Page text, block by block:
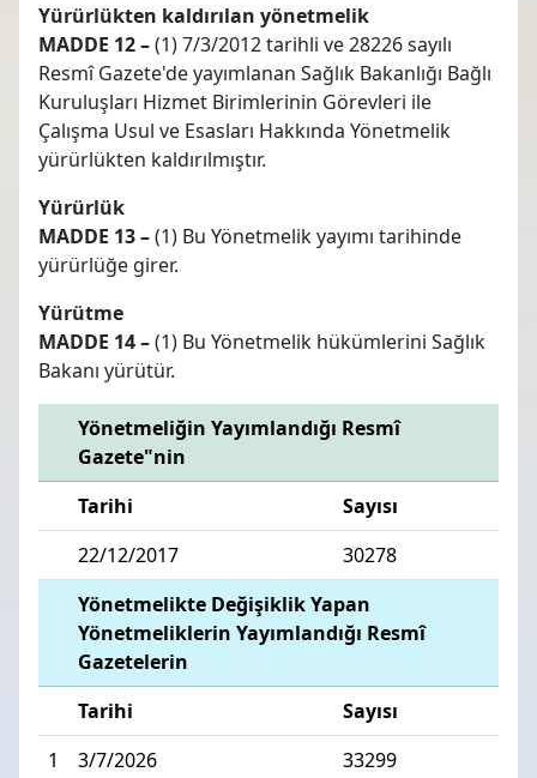
Yürürlükten kaldırılan yönetmelik
MADDE 12 –(1) 7/3/2012 tarihli ve 28226 sayılı
Resmî Gazete'de yayımlanan Sağlık Bakanlığı Bağlı
Kuruluşları Hizmet Birimlerinin Görevleri ile
Çalışma Usul ve Esasları Hakkında Yönetmelik
yürürlükten kaldırılmıştır.
Yürürlük
MADDE 13 –(1) Bu Yönetmelik yayımı tarihinde
yürürlüğe girer.
Yürütme
MADDE 14 –(1) Bu Yönetmelik hükümlerini Sağlık
Bakanı yürütür.
Yönetmeliğin Yayımlandığı Resmî
Gazete"nin
Tarihi
Sayısı
22/12/2017
30278
Yönetmelikte Değişiklik Yapan
Yönetmeliklerin Yayımlandığı Resmî
Gazetelerin
Tarihi
Sayısı
1
3/7/2026 33299